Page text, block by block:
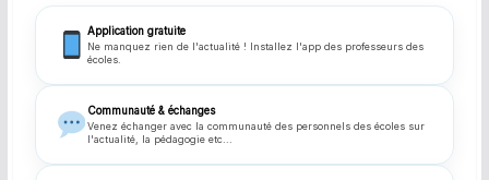
Application gratuite
Ne manquez rien de l'actualité ! Installez l'app des professeurs des
écoles.
Communauté & échanges
Venez échanger avec la communauté des personnels des écoles sur
l'actualité, la pédagogie etc...